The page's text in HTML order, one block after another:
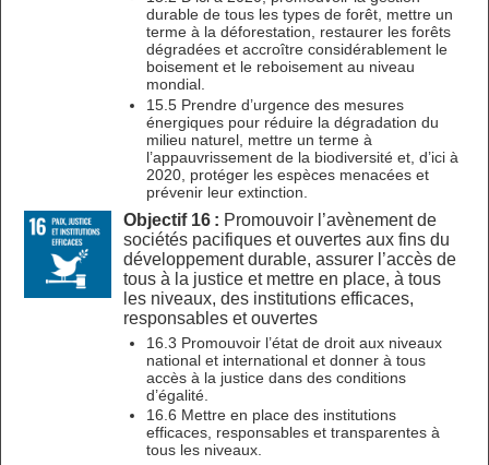
durable de tous les types de forêt, mettre un
terme à la déforestation, restaurer les forêts
dégradées et accroître considérablement le
boisement et le reboisement au niveau
mondial.
15.5 Prendre d’urgence des mesures
énergiques pour réduire la dégradation du
milieu naturel, mettre un terme à
l’appauvrissement de la biodiversité et, d’ici à
2020, protéger les espèces menacées et
prévenir leur extinction.
Objectif 16 : Promouvoir l’avènement de
sociétés pacifiques et ouvertes aux fins du
développement durable, assurer l’accès de
tous à la justice et mettre en place, à tous
les niveaux, des institutions efficaces,
responsables et ouvertes
16.3 Promouvoir l’état de droit aux niveaux
national et international et donner à tous
accès à la justice dans des conditions
d’égalité.
16.6 Mettre en place des institutions
efficaces, responsables et transparentes à
tous les niveaux.